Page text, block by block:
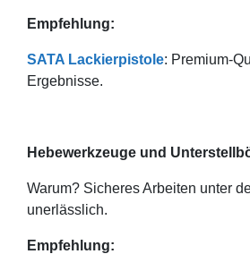
Empfehlung:
SATA Lackierpistole: Premium-
Ergebnisse.
Hebewerkzeuge und
Warum? Sicheres Arbeiten unter
unerlässlich.
Empfehlung: